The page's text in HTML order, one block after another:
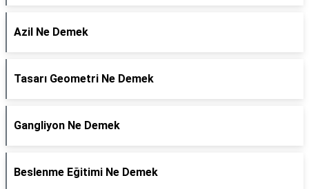
Azil Ne Demek
Tasarı Geometri Ne Demek
Gangliyon Ne Demek
Beslenme Eğitimi Ne Demek